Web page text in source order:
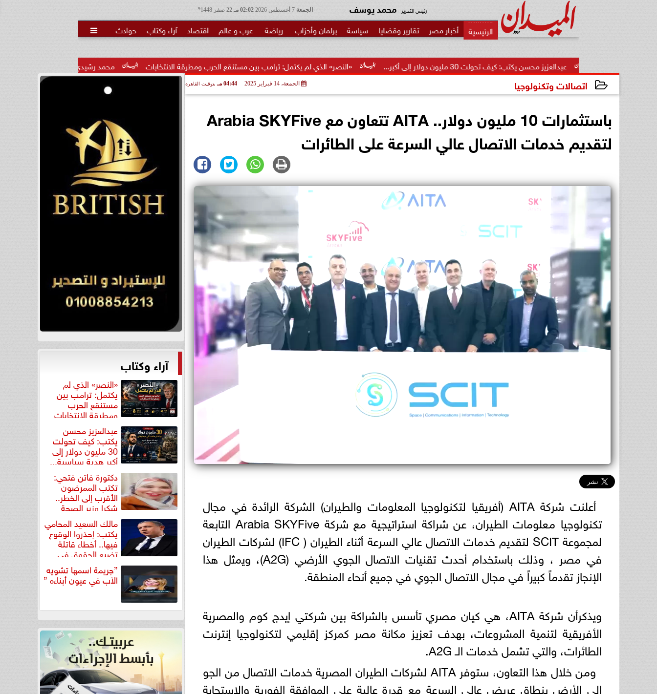
الجمعة 02:02 مـ هـ رئيس التحرير محمد يوسف
أخبار مصر تقارير وقضايا سياسة برلمان وأحزاب رياضة عرب و عالم اقتصاد آراء وكتاب حوادث 
محمد رشيدي: لقاء الرئيس السيسي وملك البحرين «النصر» الذي لم يكتمل: ترامب بين مستنقع الحرب ومطرقة الانتخابات عبدالعزيز محسن يكتب: كيف تحولت 30 مليون دولار إلى أكبر...
اتصالات وتكنولوجيا الجمعة، 14 فبراير 2025 04:44 مـ بتوقيت القاهرة
باستثمارات 10 مليون دولار.. AITA تتعاون مع Arabia SKYFive
لتقديم خدمات الاتصال عالي السرعة على الطائرات
أعلنت شركة AITA (أفريقيا لتكنولوجيا المعلومات والطيران) الشركة الرائدة في مجال
تكنولوجيا معلومات الطيران، عن شراكة استراتيجية مع شركة Arabia SKYFive التابعة
لمجموعة SCIT لتقديم خدمات الاتصال عالي السرعة أثناء الطيران ( IFC) لشركات الطيران
في مصر ، وذلك باستخدام أحدث تقنيات الاتصال الجوي الأرضي (A2G)، وﯾﻣﺛل ھذا
اﻹﻧﺟﺎز ﺗﻘدﻣﺎً ﻛﺑﯾراً ﻓﻲ ﻣﺟﺎل اﻻﺗﺻﺎل اﻟﺟوي ﻓﻲ ﺟﻣﯾﻊ أﻧﺣﺎء اﻟﻣﻧطﻘﺔ.
ويذكرأن شركة AITA، هي كيان مصري تأسس بالشراكة بين شركتي إيدج كوم والمصرية
الأفريقية لتنمية المشروعات، بهدف تعزيز مكانة مصر كمركز إقليمي لتكنولوجيا إنترنت
الطائرات، والتي تشمل خدمات الـ A2G.
ومن خلال هذا التعاون، ستوفر AITA لشركات الطيران المصرية خدمات الاتصال من الجو
إلى الأرض بنطاق عريض عالي السرعة مع قدرة عالية على الموافقة الفورية والاستجابة
آراء وكتاب
«النصر» الذي لم
يكتمل: ترامب بين
مستنقع الحرب
ومطرقة الانتخابات
عبدالعزيز محسن
يكتب: كيف تحولت
30 مليون دولار إلى
أكبر هدية سياسية...
دكتورة فاتن فتحي:
تكتب الممرضون
الأقرب إلى الخطر..
شكرا وزير الصحة
لتكريم... مالك السعيد المحامي
يكتب: إحذروا الوقوع
فيها.. أخطاء قاتلة
تضيع الحقوق في...
”جريمة اسمها تشويه
الأب في عيون أبناءه ”